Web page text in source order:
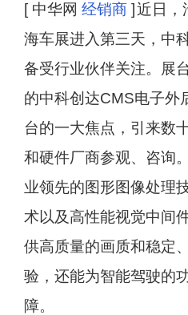
[ 中华网 经销商] 近日
海车展进入第三天，中
备受行业伙伴关注。展
的中科创达CMS电子外
台的一大焦点，引来数
和硬件厂商参观、咨询
业领先的图形图像处理
术以及高性能视觉中间
供高质量的画质和稳定
验，还能为智能驾驶的
障。